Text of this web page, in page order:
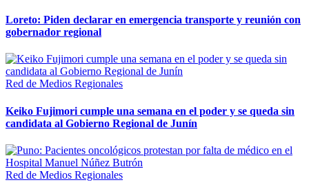
Loreto: Piden declarar en emergencia transporte y reunión con
gobernador regional
Red de Medios Regionales
Keiko Fujimori cumple una semana en el poder y se queda sin
candidata al Gobierno Regional de Junín
Red de Medios Regionales